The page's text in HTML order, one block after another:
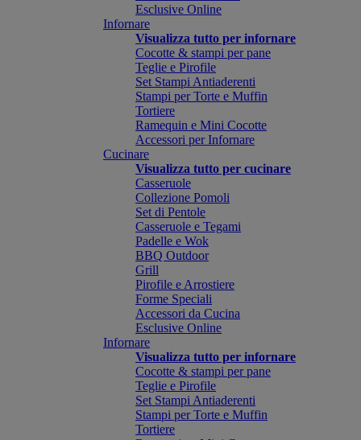
Esclusive Online
Infornare
Visualizza tutto per infornare
Cocotte & stampi per pane
Teglie e Pirofile
Set Stampi Antiaderenti
Stampi per Torte e Muffin
Tortiere
Ramequin e Mini Cocotte
Accessori per Infornare
Cucinare
Visualizza tutto per cucinare
Casseruole
Collezione Pomoli
Set di Pentole
Casseruole e Tegami
Padelle e Wok
BBQ Outdoor
Grill
Pirofile e Arrostiere
Forme Speciali
Accessori da Cucina
Esclusive Online
Infornare
Visualizza tutto per infornare
Cocotte & stampi per pane
Teglie e Pirofile
Set Stampi Antiaderenti
Stampi per Torte e Muffin
Tortiere